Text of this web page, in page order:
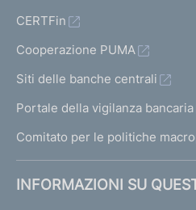
CERTFin
Cooperazione PUMA
Siti delle banche centrali
Portale della vigilanza bancaria
Comitato per le politiche
INFORMAZIONI SU